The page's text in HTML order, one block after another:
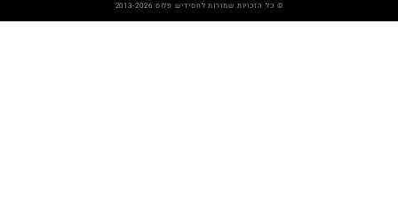
© כל הזכויות שמורות לחסידיש פלוס 2013-2026